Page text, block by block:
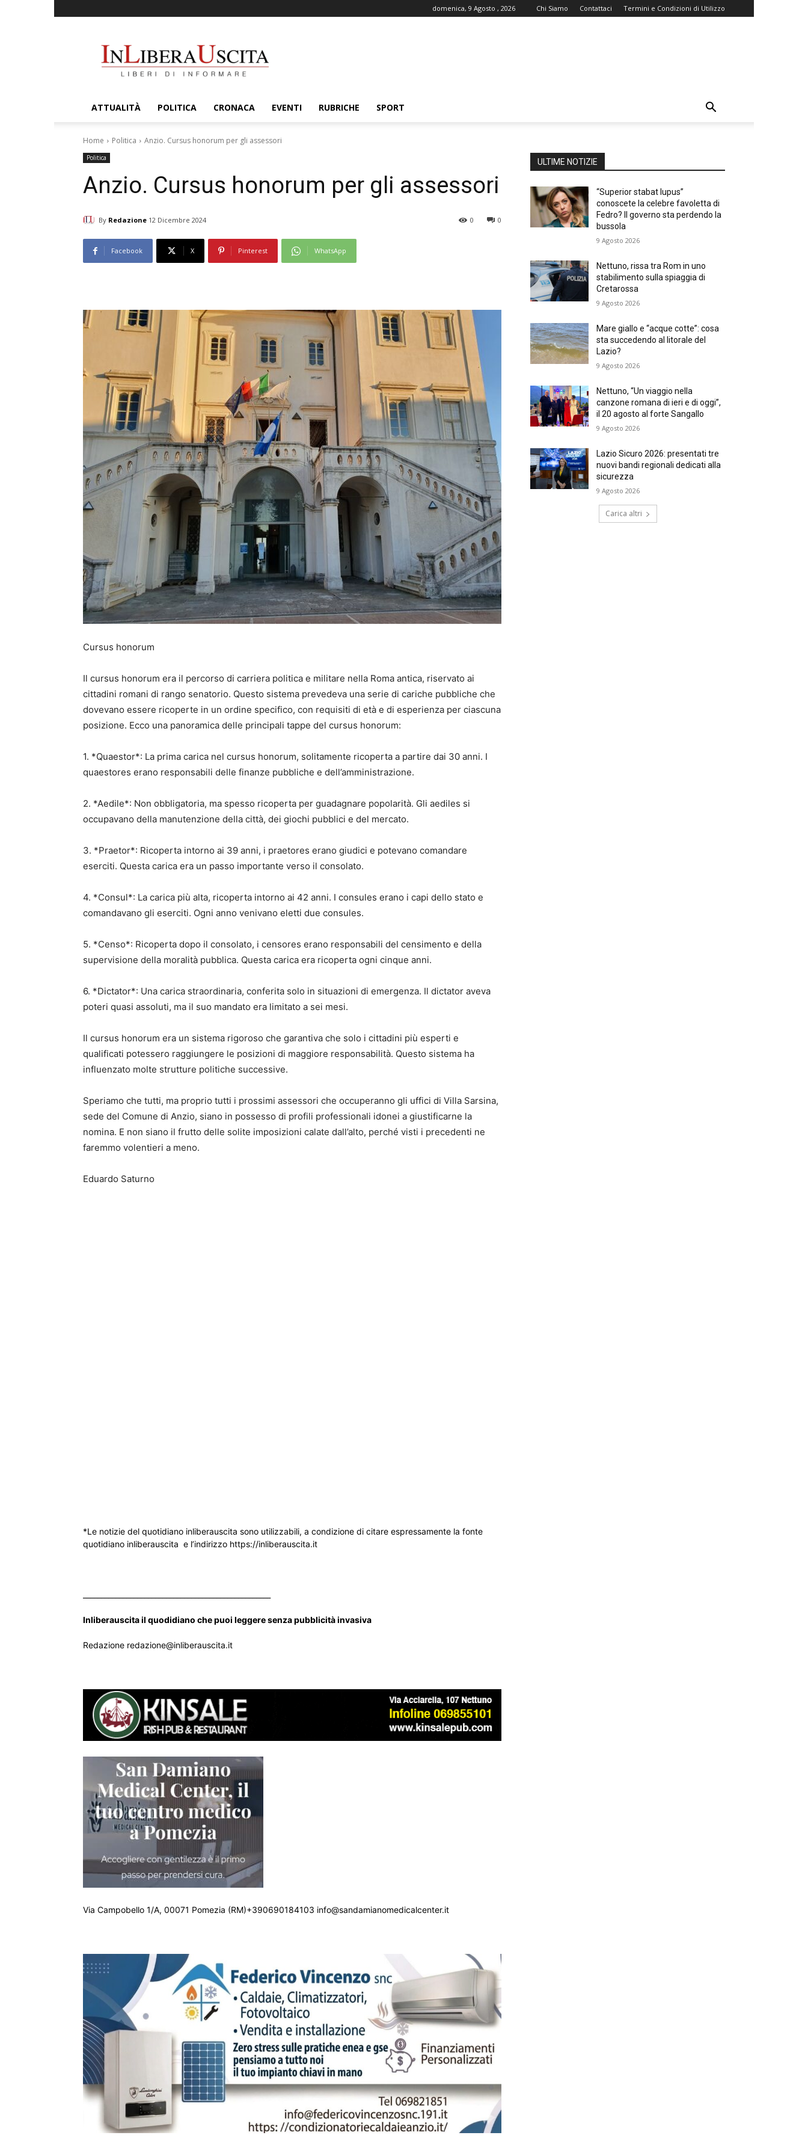
domenica, 9 Agosto , 2026 Chi Siamo Contattaci Termini e Condizioni di Utilizzo
ATTUALITÀ POLITICA CRONACA EVENTI RUBRICHE SPORT
Home Politica Anzio. Cursus honorum per gli assessori
Politica
Anzio. Cursus honorum per gli assessori
By Redazione 12 Dicembre 2024 0
0
Facebook X Pinterest WhatsApp
Cursus honorum
Il cursus honorum era il percorso di carriera politica e militare nella Roma antica, riservato ai
cittadini romani di rango senatorio. Questo sistema prevedeva una serie di cariche pubbliche che
dovevano essere ricoperte in un ordine specifico, con requisiti di età e di esperienza per ciascuna
posizione. Ecco una panoramica delle principali tappe del cursus honorum:
1. *Quaestor*: La prima carica nel cursus honorum, solitamente ricoperta a partire dai 30 anni. I
quaestores erano responsabili delle finanze pubbliche e dell’amministrazione.
2. *Aedile*: Non obbligatoria, ma spesso ricoperta per guadagnare popolarità. Gli aediles si
occupavano della manutenzione della città, dei giochi pubblici e del mercato.
3. *Praetor*: Ricoperta intorno ai 39 anni, i praetores erano giudici e potevano comandare
eserciti. Questa carica era un passo importante verso il consolato.
4. *Consul*: La carica più alta, ricoperta intorno ai 42 anni. I consules erano i capi dello stato e
comandavano gli eserciti. Ogni anno venivano eletti due consules.
5. *Censo*: Ricoperta dopo il consolato, i censores erano responsabili del censimento e della
supervisione della moralità pubblica. Questa carica era ricoperta ogni cinque anni.
6. *Dictator*: Una carica straordinaria, conferita solo in situazioni di emergenza. Il dictator aveva
poteri quasi assoluti, ma il suo mandato era limitato a sei mesi.
Il cursus honorum era un sistema rigoroso che garantiva che solo i cittadini più esperti e
qualificati potessero raggiungere le posizioni di maggiore responsabilità. Questo sistema ha
influenzato molte strutture politiche successive.
Speriamo che tutti, ma proprio tutti i prossimi assessori che occuperanno gli uffici di Villa Sarsina,
sede del Comune di Anzio, siano in possesso di profili professionali idonei a giustificarne la
nomina. E non siano il frutto delle solite imposizioni calate dall’alto, perché visti i precedenti ne
faremmo volentieri a meno.
Eduardo Saturno
*Le notizie del quotidiano inliberauscita sono utilizzabili, a condizione di citare espressamente la fonte
quotidiano inliberauscita e l’indirizzo https://inliberauscita.it
Inliberauscita il quodidiano che puoi leggere senza pubblicità invasiva
Redazione redazione@inliberauscita.it
Via Campobello 1/A, 00071 Pomezia (RM)+390690184103 info@sandamianomedicalcenter.it
ULTIME NOTIZIE
“Superior stabat lupus”
conoscete la celebre favoletta di
Fedro? Il governo sta perdendo la
bussola
9 Agosto 2026
Nettuno, rissa tra Rom in uno
stabilimento sulla spiaggia di
Cretarossa
9 Agosto 2026
Mare giallo e “acque cotte”: cosa
sta succedendo al litorale del
Lazio?
9 Agosto 2026
Nettuno, “Un viaggio nella
canzone romana di ieri e di oggi”,
il 20 agosto al forte Sangallo
9 Agosto 2026
Lazio Sicuro 2026: presentati tre
nuovi bandi regionali dedicati alla
sicurezza
9 Agosto 2026
Carica altri